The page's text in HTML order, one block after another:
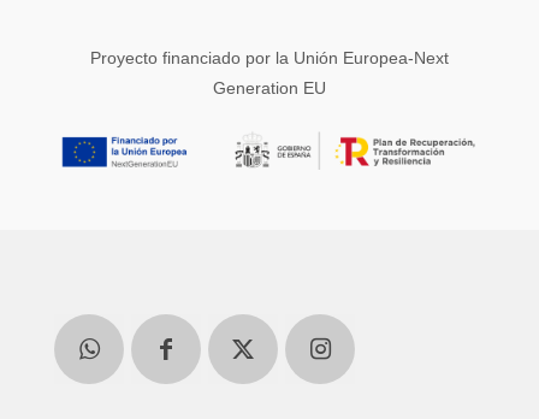
Proyecto financiado por la Unión Europea-Next
Generation EU